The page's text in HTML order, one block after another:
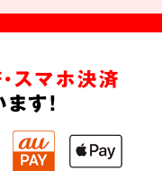
スマホ決済
ます!